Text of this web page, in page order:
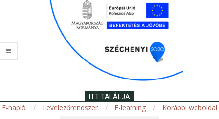
ITT TALÁLJA
E-napló Levelezőrendszer E-learning
Korábbi weboldal